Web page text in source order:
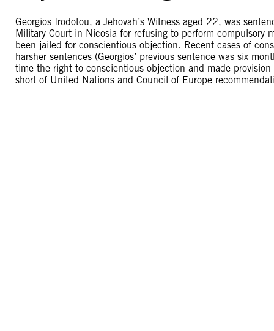
Georgios Irodotou, a Jehovah’s Witness aged 22, was
Military Court in Nicosia for refusing to perform compulsory
been jailed for conscientious objection. Recent cases of
harsher sentences (Georgios’ previous sentence was six
time the right to conscientious objection and made
short of United Nations and Council of Europe